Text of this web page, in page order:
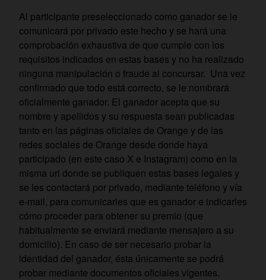
Al participante preseleccionado como ganador se le
comunicará por privado este hecho y se hará una
comprobación exhaustiva de que cumple con los
requisitos indicados en estas bases y no ha realizado
ninguna manipulación o fraude al concursar. Una vez
confirmado que todo está correcto, se le nombrará
oficialmente ganador. El ganador acepta que su
nombre y apellidos y su respuesta sean publicadas
tanto en las páginas oficiales de Orange y de las
redes sociales de Orange desde donde haya
participado (en este caso X e Instagram) como en la
misma url donde se publiquen estas bases legales y
se les contactará por privado, mediante teléfono y vía
e-mail, para comunicarles que es ganador e indicarles
cómo proceder para obtener su premio (que
habitualmente se enviará mediante mensajero a su
domicilio). En caso de ser necesario probar la
identidad del ganador, ésta únicamente se podrá
probar mediante documentos oficiales vigentes.